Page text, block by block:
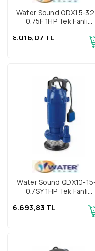
Water Sound QDX1.5-
0.75F 1HP Tek Fanlı
Kuyu Pompası
8.016,07 TL
Water Sound QDX10-15-
0.7SY 1HP Tek Fanlı
Kuyu Pompası
6.693,83 TL